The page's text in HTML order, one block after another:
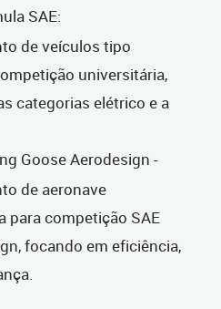
SAE:
de veículos tipo
universitária,
categorias elétrico e a
Goose Aerodesign -
de aeronave
para competição SAE
focando em eficiência,